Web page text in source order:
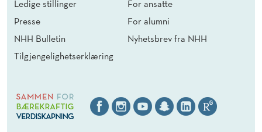
Ledige stillinger
Presse
NHH Bulletin
Tilgjengelighetserklæring
For ansatte
For alumni
Nyhetsbrev fra NHH